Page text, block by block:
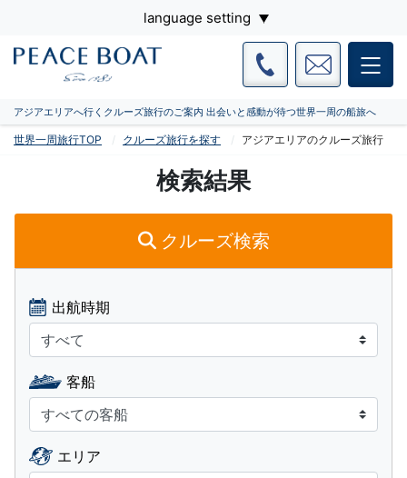
language setting
アジアエリアへ行くクルーズ旅行のご案内 出会いと感動が待つ世界一周の船旅へ
世界一周旅行TOP クルーズ旅行を探す アジアエリアのクルーズ旅行
検索結果
クルーズ検索
出航時期
客船
エリア